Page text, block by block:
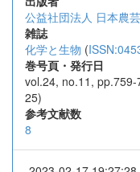
公益社団法人 日本農
雑誌
化学と生物 (
巻号頁・発行日
vol.24, no.11,
25)
参考文献数
8